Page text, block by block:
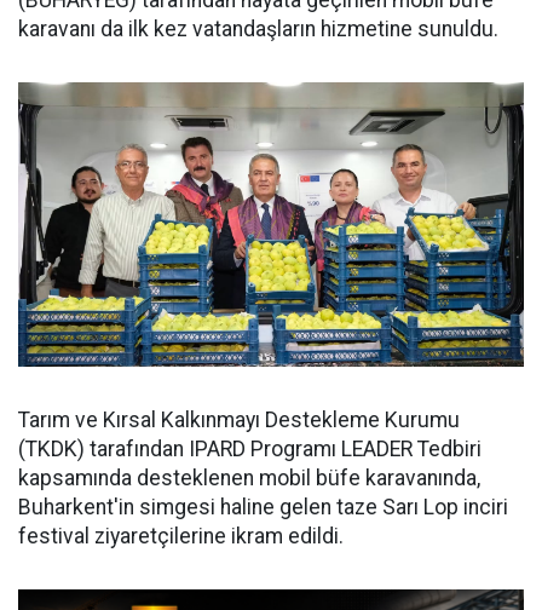
karavanı da ilk kez vatandaşların hizmetine sunuldu.
Tarım ve Kırsal Kalkınmayı Destekleme Kurumu
(TKDK) tarafından IPARD Programı LEADER Tedbiri
kapsamında desteklenen mobil büfe karavanında,
Buharkent'in simgesi haline gelen taze Sarı Lop inciri
festival ziyaretçilerine ikram edildi.